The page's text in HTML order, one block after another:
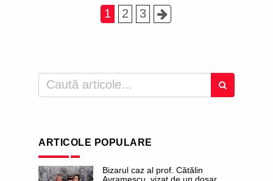
1 2 3
ARTICOLE POPULARE
Bizarul caz al prof. Cătălin
Avramescu, vizat de un dosar